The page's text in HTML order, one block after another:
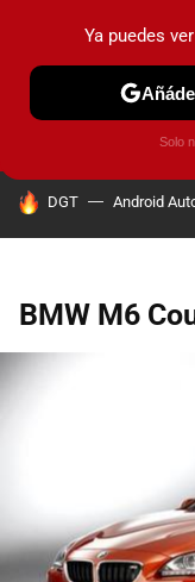
PRUEBAS
HOY SE HABLA DE
DGT Android
BMW M6
Ya puedes
Solo